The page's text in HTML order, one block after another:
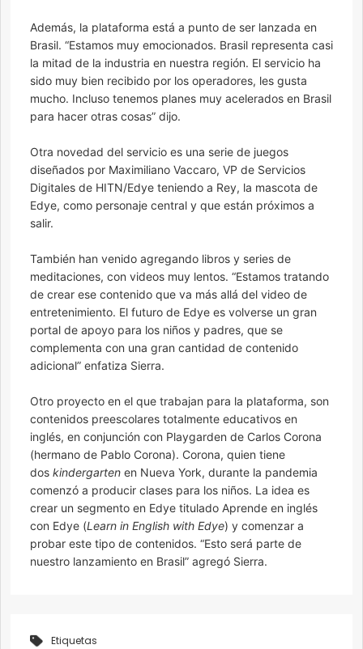
Además, la plataforma está a punto de ser lanzada en
Brasil. “Estamos muy emocionados. Brasil representa casi
la mitad de la industria en nuestra región. El servicio ha
sido muy bien recibido por los operadores, les gusta
mucho. Incluso tenemos planes muy acelerados en Brasil
para hacer otras cosas” dijo.
Otra novedad del servicio es una serie de juegos
diseñados por Maximiliano Vaccaro, VP de Servicios
Digitales de HITN/Edye teniendo a Rey, la mascota de
Edye, como personaje central y que están próximos a
salir.
También han venido agregando libros y series de
meditaciones, con videos muy lentos. “Estamos tratando
de crear ese contenido que va más allá del video de
entretenimiento. El futuro de Edye es volverse un gran
portal de apoyo para los niños y padres, que se
complementa con una gran cantidad de contenido
adicional” enfatiza Sierra.
Otro proyecto en el que trabajan para la plataforma, son
contenidos preescolares totalmente educativos en
inglés, en conjunción con Playgarden de Carlos Corona
(hermano de Pablo Corona). Corona, quien tiene
dos kindergarten en Nueva York, durante la pandemia
comenzó a producir clases para los niños. La idea es
crear un segmento en Edye titulado Aprende en inglés
con Edye (Learn in English with Edye) y comenzar a
probar este tipo de contenidos. “Esto será parte de
nuestro lanzamiento en Brasil” agregó Sierra.
Etiquetas